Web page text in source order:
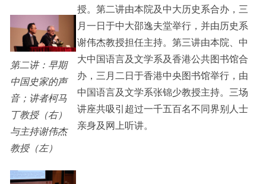
第二讲：早期
中国史家的声
音；讲者柯马
丁教授（右）
与主持谢伟杰
教授（左）
授。第二讲由本院及中大历史系合办，三
月一日于中大邵逸夫堂举行，并由历史系
谢伟杰教授担任主持。第三讲由本院、中
大中国语言及文学系及香港公共图书馆合
办，三月二日于香港中央图书馆举行，由
中国语言及文学系张锦少教授主持。三场
讲座共吸引超过一千五百名不同界别人士
亲身及网上听讲。